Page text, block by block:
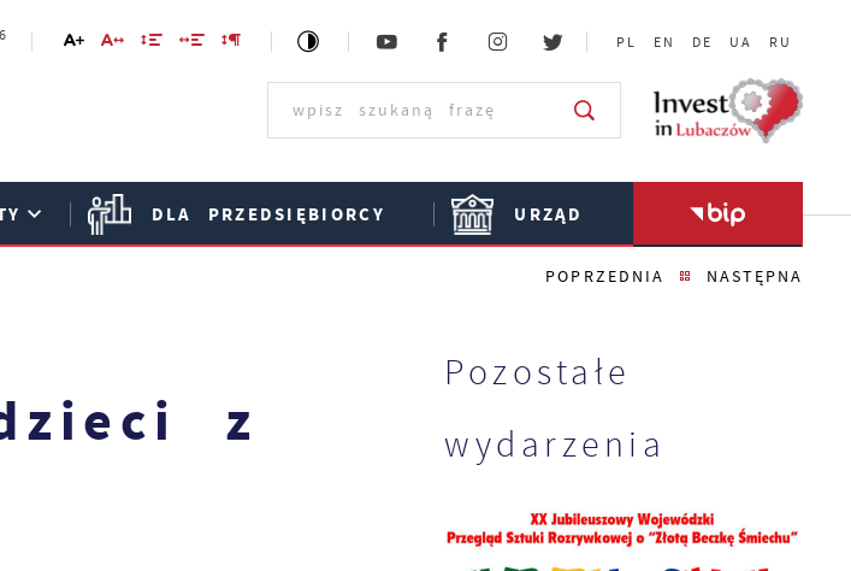
PL EN DE UA RU
DLA PRZEDSIĘBIORCY URZĄD
POPRZEDNIA NASTĘPNA
z
Pozostałe
wydarzenia